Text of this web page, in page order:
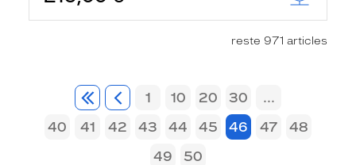
reste 971 articles
1 10 20 30
...
40
41 42 43 44 45 46 47
48
49
50